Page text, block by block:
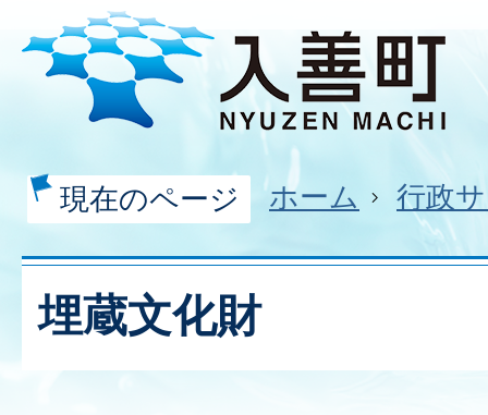
現在のページ ホーム 行政
埋蔵文化財